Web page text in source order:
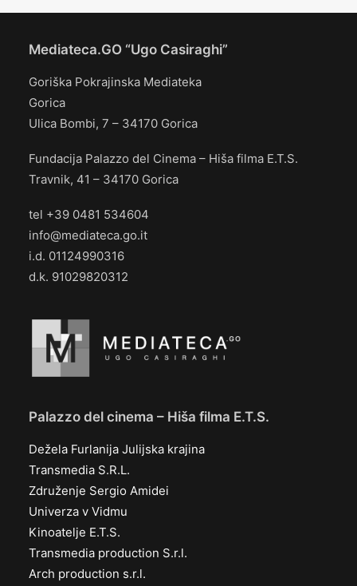
Mediateca.GO “Ugo Casiraghi”
Goriška Pokrajinska Mediateka
Gorica
Ulica Bombi, 7 – 34170 Gorica
Fundacija Palazzo del Cinema – Hiša filma E.T.S.
Travnik, 41 – 34170 Gorica
tel +39 0481 534604
info@mediateca.go.it
i.d. 01124990316
d.k. 91029820312
Palazzo del cinema – Hiša filma E.T.S.
Dežela Furlanija Julijska krajina
Transmedia S.R.L.
Združenje Sergio Amidei
Univerza v Vidmu
Kinoatelje E.T.S.
Transmedia production S.r.l.
Arch production s.r.l.